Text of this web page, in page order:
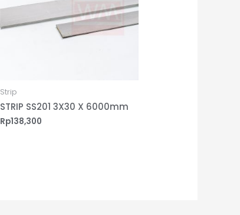
Strip
STRIP SS201 3X30 X 6000mm
Rp138,300